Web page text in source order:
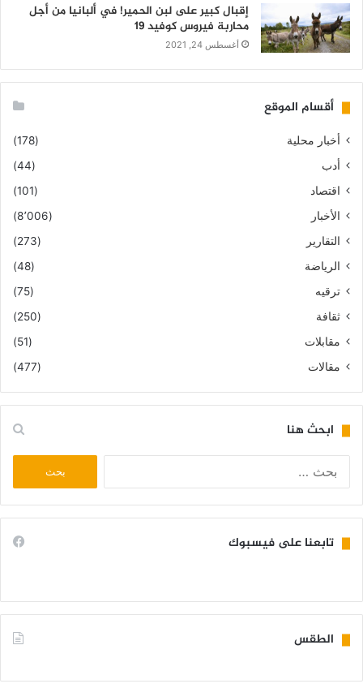
إقبال كبير على لبن الحمير! في ألبانيا من أجل
محاربة فيروس كوفيد 19
أغسطس 24, 2021
أقسام الموقع
أخبار محلية
(178)
أدب
(44)
اقتصاد
(101)
الأخبار
(8٬006)
التقارير
(273)
الرياضة
(48)
ترقيه
(75)
ثقافة
(250)
مقابلات
(51)
مقالات
(477)
ابحث هنا
تابعنا على فيسبوك
الطقس